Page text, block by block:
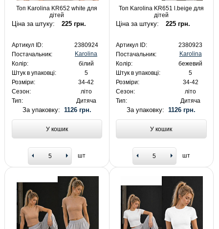
Топ Karolina KR652 white для
дітей
Ціна за штуку: 225 грн.
Артикул ID:
2380924
Постачальник:
Karolina
Колір:
білий
Штук в упаковці:
5
Розміри:
34-42
Сезон:
літо
Тип:
Дитяча
За упаковку: 1126 грн.
У кошик
шт
Топ Karolina KR651 l.beige для
дітей
Ціна за штуку: 225 грн.
Артикул ID:
2380923
Постачальник:
Karolina
Колір:
бежевий
Штук в упаковці:
5
Розміри:
34-42
Сезон:
літо
Тип:
Дитяча
За упаковку:1126 грн.
У кошик
шт